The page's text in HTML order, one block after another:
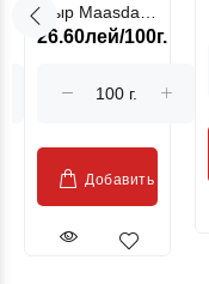
Сыр Maasdam
Sublime Cow
26.60лей/100г.
Добавить